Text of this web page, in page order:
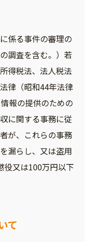
係る事件の審理の
調査を含む。）若
得税法、法人税法
律（昭和44年法律
報の提供のための
に関する事務に従
が、これらの事務
漏らし、又は盗用
役又は100万円以下
て